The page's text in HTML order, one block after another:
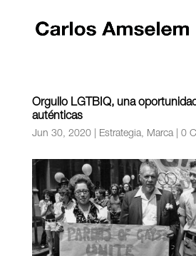
Orgullo LGTBIQ, una
auténticas
Jun 30, 2020| Estrategia, Marca| 0